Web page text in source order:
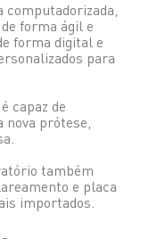
computadorizada,
forma ágil e
forma digital e
para
capaz de
nova prótese,
também
e placa
importados.